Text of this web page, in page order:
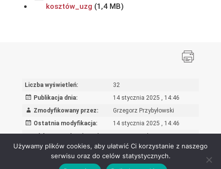
kosztów_uzg
Liczba wyświetleń:
32
Publikacja dnia:
14 stycznia 2025 , 14:46
Zmodyfikowany przez:
Grzegorz Przybyłowski
Ostatnia modyfikacja:
14 stycznia 2025 , 14:46
Używamy plików cookies, aby ułatwić Ci korzystanie z naszego
serwisu oraz do celów statystycznych.